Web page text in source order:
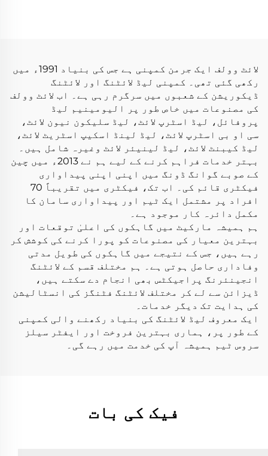
لائٹ وولف ایک جرمن کمپنی ہے جس کی بنیاد 1991ء میں
رکھی گئی تھی۔ کمپنی لیڈ لائٹنگ اور لائٹنگ
ڈیکوریشن کے شعبوں میں سرگرم رہی ہے۔ اب لائٹ وولف
کی مصنوعات میں خاص طور پر الیومینیم لیڈ
پروفائل، لیڈ اسٹرپ لائٹ، لیڈ سلیکون نیون لائٹ،
سی او بی اسٹرپ لائٹ، لیڈ لینڈ اسکیپ اسٹریٹ لائٹ،
لیڈ کیبنٹ لائٹ، لیڈ لینیئر لائٹ وغیرہ شامل ہیں۔
بہتر خدمات فراہم کرنے کے لیے ہم نے 2013ء میں چین
کے صوبے گوانگ ڈونگ میں اپنی اپنی پیداواری
فیکٹری قائم کی۔ اب تک، فیکٹری میں تقریباً 70
افراد پر مشتمل ایک ٹیم اور پیداواری سامان کا
مکمل دائرہ کار موجود ہے۔
ہم ہمیشہ مارکیٹ میں گاہکوں کی اعلیٰ توقعات اور
بہترین معیار کی مصنوعات کو پورا کرنے کی کوشش کر
رہے ہیں، جس کے نتیجے میں گاہکوں کی طویل مدتی
وفاداری حاصل ہوتی ہے۔ ہم مختلف قسم کے لائٹنگ
انجینئرنگ پراجیکٹس بھی انجام دے سکتے ہیں،
ڈیزائن سے لے کر مختلف لائٹنگ فٹنگز کی انسٹالیشن
کی ہدایت تک دیگر خدمات۔
ایک معروف لیڈ لائٹنگ کی بنیاد رکھنے والی کمپنی
کے طور پر، ہماری بہترین فروخت اور ایفٹر سیلز
سروس ٹیم ہمیشہ آپ کی خدمت میں رہے گی۔
فیک کی بات